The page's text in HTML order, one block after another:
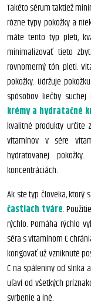
Takéto sérum taktiež
rôzne typy pokožky a
máte tento typ pleti,
minimalizovať tieto
rovnomerný tón pleti.
pokožky. Udržuje
spôsobov liečby
krémy a hydratačné
kvalitné produkty určite
vitamínov v sére
hydratovanej
koncentráciách.
Ak ste typ človeka, ktorý
častiach tváre.
rýchlo. Pomáha rýchlo
séra s vitamínom C
korigovať už vzniknuté
C na spáleniny od slnka
uľaví od všetkých
svrbenie a iné.